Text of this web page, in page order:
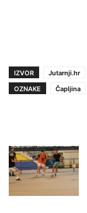
IZVOR
Jutarnji.hr
OZNAKE
Čapljina